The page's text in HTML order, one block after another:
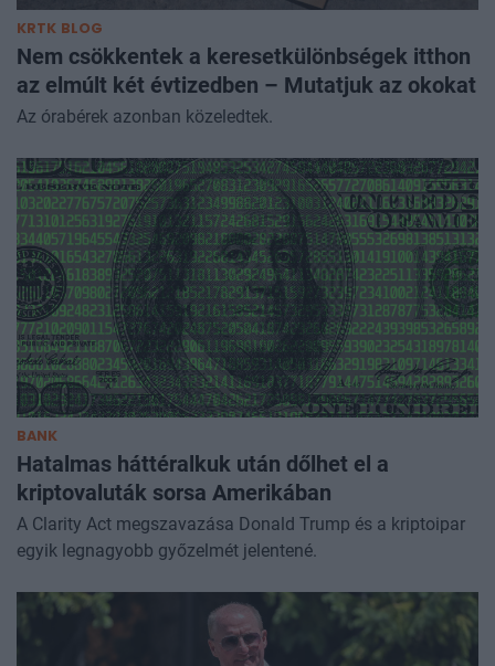
KRTK BLOG
Nem csökkentek a keresetkülönbségek itthon
az elmúlt két évtizedben – Mutatjuk az okokat
Az órabérek azonban közeledtek.
BANK
Hatalmas háttéralkuk után dőlhet el a
kriptovaluták sorsa Amerikában
A Clarity Act megszavazása Donald Trump és a kriptoipar
egyik legnagyobb győzelmét jelentené.